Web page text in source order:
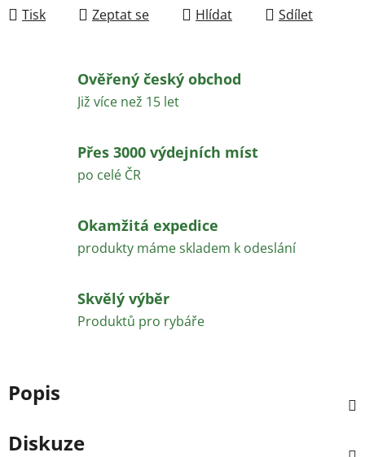
Tisk Zeptat se Hlídat Sdílet
Ověřený český obchod
Již více než 15 let
Přes 3000 výdejních míst
po celé ČR
Okamžitá expedice
produkty máme skladem k odeslání
Skvělý výběr
Produktů pro rybáře
Popis
Diskuze